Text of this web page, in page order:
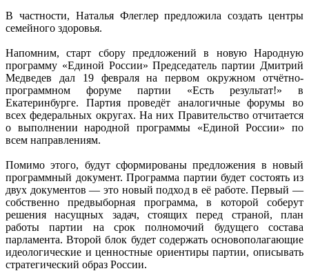
В частности, Наталья Флеглер предложила создать центры
семейного здоровья.
Напомним, старт сбору предложений в новую Народную
программу «Единой России» Председатель партии Дмитрий
Медведев дал 19 февраля на первом окружном отчётно-
программном форуме партии «Есть результат!» в
Екатеринбурге. Партия проведёт аналогичные форумы во
всех федеральных округах. На них Правительство отчитается
о выполнении народной программы «Единой России» по
всем направлениям.
Помимо этого, будут сформированы предложения в новый
программный документ. Программа партии будет состоять из
двух документов — это новый подход в её работе. Первый —
собственно предвыборная программа, в которой соберут
решения насущных задач, стоящих перед страной, план
работы партии на срок полномочий будущего состава
парламента. Второй блок будет содержать основополагающие
идеологические и ценностные ориентиры партии, описывать
стратегический образ России.